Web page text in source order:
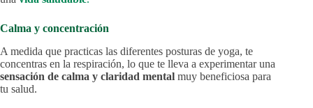
Calma y concentración
A medida que practicas las diferentes posturas de yoga, te
concentras en la respiración, lo que te lleva a experimentar una
sensación de calma y claridad mental muy beneficiosa para
tu salud.